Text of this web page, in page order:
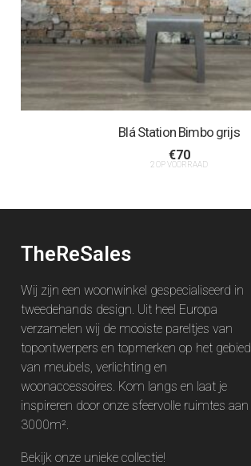
Blá Station Bimbo grijs
€70
2 OP VOORRAAD
TheReSales
Wij zijn een woonwinkel gespecialiseerd in
tweedehands design. Uit heel Europa
verzamelen wij de mooiste pareltjes van
topontwerpers en topmerken op het gebied
van meubels, verlichting en
woonaccessoires. Kom langs en laat je
inspireren door onze sfeervolle ruimtes aan
3000m².
Bekijk onze unieke collectie!